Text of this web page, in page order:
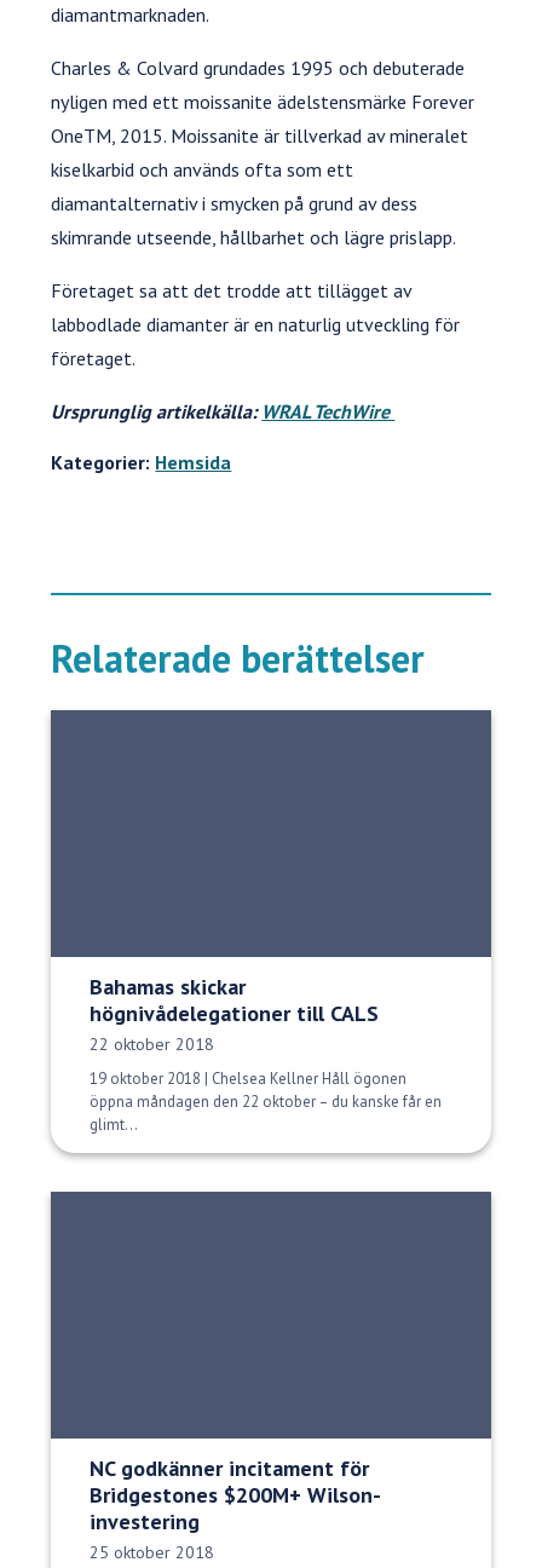
diamantmarknaden.
Charles & Colvard grundades 1995 och debuterade
nyligen med ett moissanite ädelstensmärke Forever
OneTM, 2015. Moissanite är tillverkad av mineralet
kiselkarbid och används ofta som ett
diamantalternativ i smycken på grund av dess
skimrande utseende, hållbarhet och lägre prislapp.
Företaget sa att det trodde att tillägget av
labbodlade diamanter är en naturlig utveckling för
företaget.
Ursprunglig artikelkälla: WRAL TechWire
Kategorier: Hemsida
Relaterade berättelser
Bahamas skickar
högnivådelegationer till CALS
Publiceringsdatum:
22 oktober 2018
19 oktober 2018 | Chelsea Kellner Håll ögonen
öppna måndagen den 22 oktober – du kanske får en
glimt...
NC godkänner incitament för
Bridgestones $200M+ Wilson-
investering
Publiceringsdatum:
25 oktober 2018